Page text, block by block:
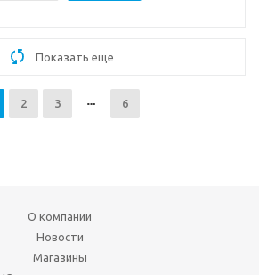
Показать еще
2 3 6
О компании
Новости
Магазины